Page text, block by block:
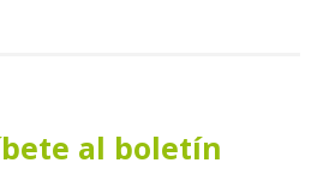
al boletín